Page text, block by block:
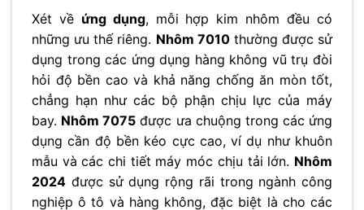
Xét về ứng dụng, mỗi hợp kim nhôm đều có
những ưu thế riêng. Nhôm 7010thường được sử
dụng trong các ứng dụng hàng không vũ trụ đòi
hỏi độ bền cao và khả năng chống ăn mòn tốt,
chẳng hạn như các bộ phận chịu lực của máy
bay. Nhôm 7075 được ưa chuộng trong các ứng
dụng cần độ bền kéo cực cao, ví dụ như khuôn
mẫu và các chi tiết máy móc chịu tải lớn. Nhôm
2024 được sử dụng rộng rãi trong ngành công
nghiệp ô tô và hàng không, đặc biệt là cho các